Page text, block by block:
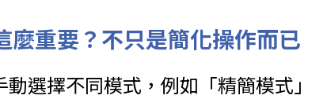
麼重要？不只是簡化操作而已
選擇不同模式，例如「精簡模式」